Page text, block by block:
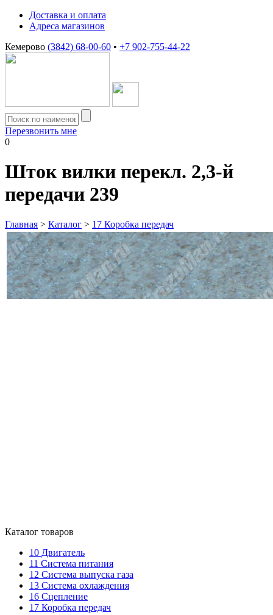
Доставка и оплата
Адреса магазинов
Кемерово (3842) 68-00-60 • +7 902-755-44-22
Перезвонить мне
0
Шток вилки перекл. 2,3-й
передачи 239
Главная > Каталог > 17 Коробка передач
Каталог товаров
10 Двигатель
11 Система питания
12 Система выпуска газа
13 Система охлаждения
16 Сцепление
17 Коробка передач